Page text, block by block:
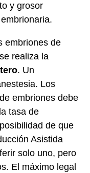
y grosor
embriones de
realiza la
. Un
Los
embriones debe
tasa de
de que
Asistida
solo uno, pero
El máximo legal